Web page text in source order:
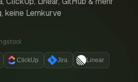
keine Lernkurve
ClickUp Jira Linear